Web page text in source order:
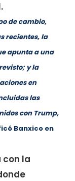
de cambio,
recientes, la
apunta a una
y la
en
las
con Trump,
Banxico en
con la